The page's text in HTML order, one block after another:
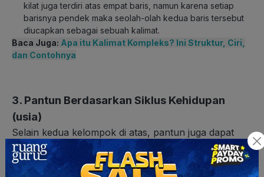
kilat juga terdiri atas empat baris, namun karena setiap
barisnya pendek maka seolah-olah kedua baris tersebut
diucapkan sebagai sebuah kalimat.
Baca Juga: Apa itu Kalimat Kompleks? Ini Struktur, Ciri,
dan Contohnya
3. Pantun Berdasarkan Siklus Kehidupan
(usia)
Selain kedua kelompok di atas, pantun juga dapat
dikelompokkan berdasarkan siklus kehidupan atau
usia.